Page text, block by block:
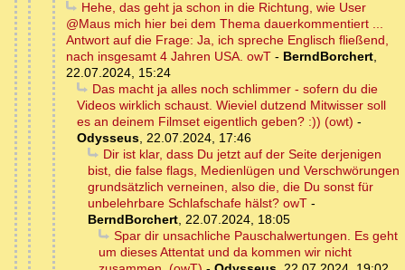
Hehe, das geht ja schon in die Richtung, wie User
@Maus mich hier bei dem Thema dauerkommentiert ...
Antwort auf die Frage: Ja, ich spreche Englisch fließend,
nach insgesamt 4 Jahren USA. owT - BerndBorchert,
22.07.2024, 15:24
Das macht ja alles noch schlimmer - sofern du die
Videos wirklich schaust. Wieviel dutzend Mitwisser soll
es an deinem Filmset eigentlich geben? :)) (owt) -
Odysseus, 22.07.2024, 17:46
Dir ist klar, dass Du jetzt auf der Seite derjenigen
bist, die false flags, Medienlügen und Verschwörungen
grundsätzlich verneinen, also die, die Du sonst für
unbelehrbare Schlafschafe hälst? owT -
BerndBorchert, 22.07.2024, 18:05
Spar dir unsachliche Pauschalwertungen. Es geht
um dieses Attentat und da kommen wir nicht